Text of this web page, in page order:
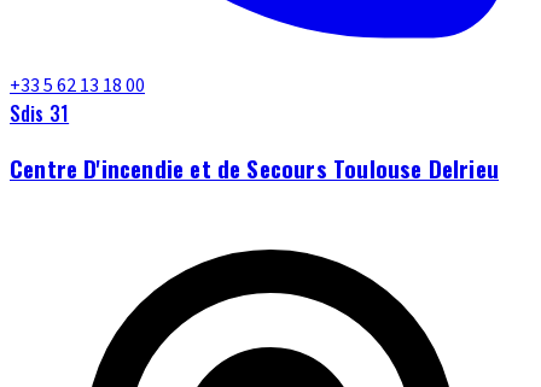
+33 5 62 13 18 00
Sdis 31
Centre D'incendie et de Secours Toulouse Delrieu